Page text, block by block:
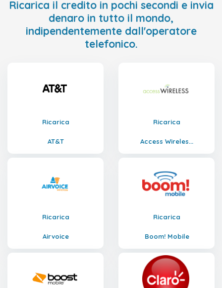
Ricarica il credito in pochi secondi e invia
denaro in tutto il mondo,
indipendentemente dall'operatore
telefonico.
Ricarica
AT&T
Ricarica
Access Wireles...
Ricarica
Airvoice
Ricarica
Boom! Mobile